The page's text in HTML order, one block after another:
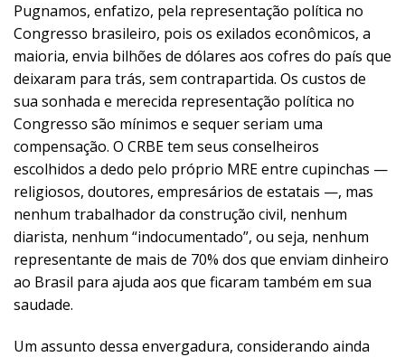
Pugnamos, enfatizo, pela representação política no
Congresso brasileiro, pois os exilados econômicos, a
maioria, envia bilhões de dólares aos cofres do país que
deixaram para trás, sem contrapartida. Os custos de
sua sonhada e merecida representação política no
Congresso são mínimos e sequer seriam uma
compensação. O CRBE tem seus conselheiros
escolhidos a dedo pelo próprio MRE entre cupinchas —
religiosos, doutores, empresários de estatais —, mas
nenhum trabalhador da construção civil, nenhum
diarista, nenhum “indocumentado”, ou seja, nenhum
representante de mais de 70% dos que enviam dinheiro
ao Brasil para ajuda aos que ficaram também em sua
saudade.
Um assunto dessa envergadura, considerando ainda